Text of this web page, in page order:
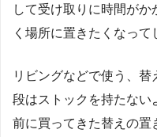
して受け取りに時間が
く場所に置きたくなって
リビングなどで使う、
段はストックを持たない
前に買ってきた替えの置